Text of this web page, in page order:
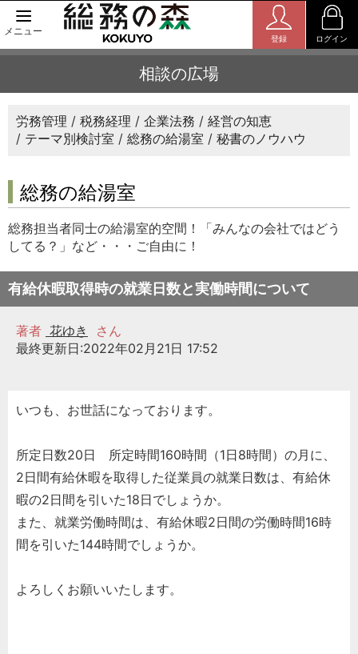
メニュー
登録 ログイン
相談の広場
労務管理 税務経理 企業法務
経営の知恵
テーマ別検討室
総務の給湯室 秘書のノウハウ
総務の給湯室
総務担当者同士の給湯室的空間！「みんなの会社ではどう
してる？」など・・・ご自由に！
有給休暇取得時の就業日数と実働時間について
著者 花ゆき
さん
最終更新日:2022年02月21日 17:52
いつも、お世話になっております。
所定日数20日 所定時間160時間（1日8時間）の月に、
2日間有給休暇を取得した従業員の就業日数は、有給休
暇の2日間を引いた18日でしょうか。
また、就業労働時間は、有給休暇2日間の労働時間16時
間を引いた144時間でしょうか。
よろしくお願いいたします。